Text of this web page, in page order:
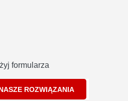
formularza
ROZWIĄZANIA